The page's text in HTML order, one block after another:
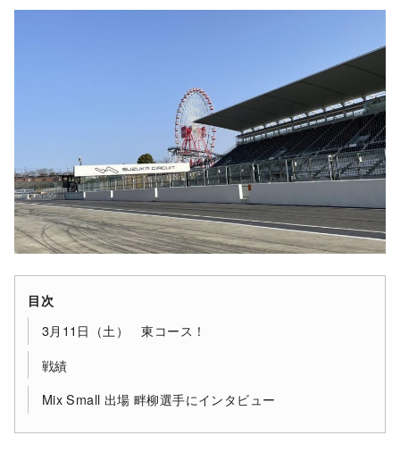
目次
3月11日（土） 東コース！
戦績
Mix Small 出場 畔柳選手にインタビュー